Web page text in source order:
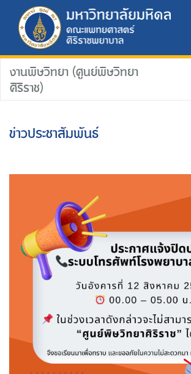
งานพิษวิทยา (ศูนย์พิษวิทยา
ศิริราช)
ข่าวประชาสัมพันธ์